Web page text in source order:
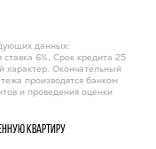
данных:
6%, Срок кредита 25
характер. Окончательный
производятся банком
и проведения оценки
квартиру